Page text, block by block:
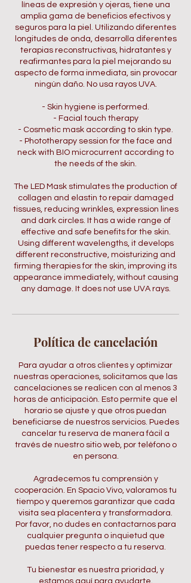
líneas de expresión y ojeras, tiene una
amplia gama de beneficios efectivos y
seguros para la piel. Utilizando diferentes
longitudes de onda, desarrolla diferentes
terapias reconstructivas, hidratantes y
reafirmantes para la piel mejorando su
aspecto de forma inmediata, sin provocar
ningún daño. No usa rayos UVA.
- Skin hygiene is performed.
- Facial touch therapy
- Cosmetic mask according to skin type.
- Phototherapy session for the face and
neck with BIO microcurrent according to
the needs of the skin.
The LED Mask stimulates the production of
collagen and elastin to repair damaged
tissues, reducing wrinkles, expression lines
and dark circles. It has a wide range of
effective and safe benefits for the skin.
Using different wavelengths, it develops
different reconstructive, moisturizing and
firming therapies for the skin, improving its
appearance immediately, without causing
any damage. It does not use UVA rays.
Política de cancelación
Para ayudar a otros clientes y optimizar
nuestras operaciones, solicitamos que las
cancelaciones se realicen con al menos 3
horas de anticipación. Esto permite que el
horario se ajuste y que otros puedan
beneficiarse de nuestros servicios. Puedes
cancelar tu reserva de manera fácil a
través de nuestro sitio web, por teléfono o
en persona.
Agradecemos tu comprensión y
cooperación. En Spacio Vivo, valoramos tu
tiempo y queremos garantizar que cada
visita sea placentera y transformadora.
Por favor, no dudes en contactarnos para
cualquier pregunta o inquietud que
puedas tener respecto a tu reserva.
Tu bienestar es nuestra prioridad, y
estamos aquí para ayudarte.